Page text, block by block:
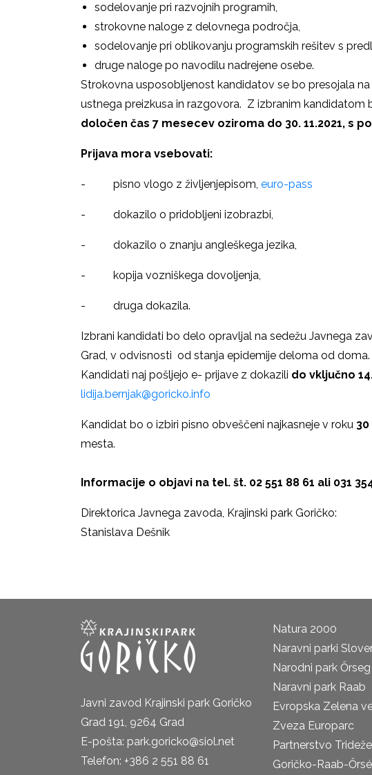
sodelovanje pri razvojnih programih,
strokovne naloge z delovnega področja,
sodelovanje pri oblikovanju programskih rešitev s
druge naloge po navodilu nadrejene osebe.
Strokovna usposobljenost kandidatov se bo presojala
ustnega preizkusa in razgovora. Z izbranim kandidatom
določen čas 7 mesecev oziroma do 30. 11.2021, s
Prijava mora vsebovati:
- pisno vlogo z življenjepisom, euro-pass
- dokazilo o pridobljeni izobrazbi,
- dokazilo o znanju angleškega jezika,
- kopija vozniškega dovoljenja,
- druga dokazila.
Izbrani kandidati bo delo opravljal na sedežu Javnega
Grad, v odvisnosti od stanja epidemije deloma od doma.
Kandidati naj pošljejo e- prijave z dokazili do vključno
lidija.bernjak@goricko.info
Kandidat bo o izbiri pisno obveščeni najkasneje v roku
mesta.
Informacije o objavi na tel. št. 02 551 88 61 ali 031
Direktorica Javnega zavoda, Krajinski park Goričko:
Stanislava Dešnik
Javni zavod Krajinski park Goričko
Grad 191, 9264 Grad
E-pošta: park.goricko@siol.net
Telefon: +386 2 551 88 61
Natura 2000
Naravni parki
Narodni park Őrseg
Naravni park Raab
Evropska Zelena
Zveza Europarc
Partnerstvo
Goričko-Raab-